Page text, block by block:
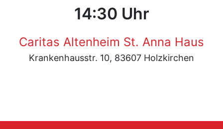
14:30 Uhr
Caritas Altenheim St. Anna Haus
Krankenhausstr. 10, 83607 Holzkirchen